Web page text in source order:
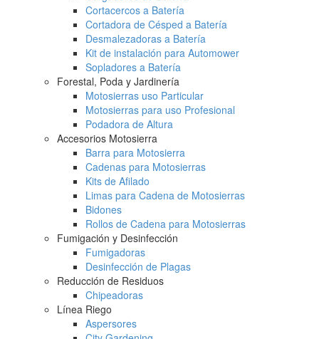
Cortacercos a Batería
Cortadora de Césped a Batería
Desmalezadoras a Batería
Kit de instalación para Automower
Sopladores a Batería
Forestal, Poda y Jardinería
Motosierras uso Particular
Motosierras para uso Profesional
Podadora de Altura
Accesorios Motosierra
Barra para Motosierra
Cadenas para Motosierras
Kits de Afilado
Limas para Cadena de Motosierras
Bidones
Rollos de Cadena para Motosierras
Fumigación y Desinfección
Fumigadoras
Desinfección de Plagas
Reducción de Residuos
Chipeadoras
Línea Riego
Aspersores